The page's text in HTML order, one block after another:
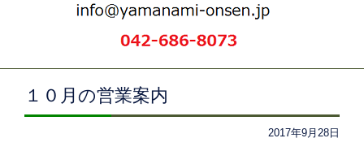
１０月の営業案内
2017年9月28日